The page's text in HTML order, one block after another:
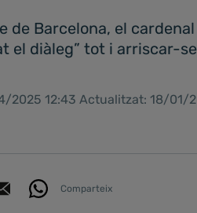
de Barcelona, el
el diàleg” tot i arriscar-
2025 12:43 Actualitzat: 18/01/
Comparteix